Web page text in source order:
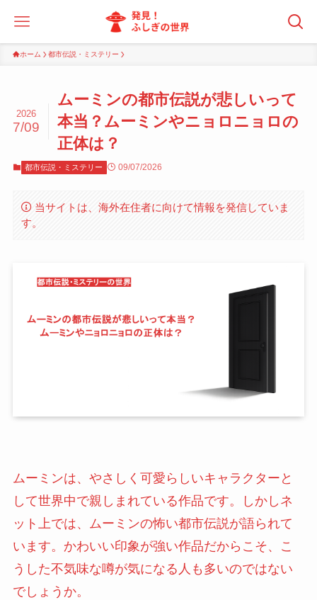
ホーム 都市伝説・ミステリー
ムーミンの都市伝説が悲しいって
本当？ムーミンやニョロニョロの
正体は？
2026
7/09
都市伝説・ミステリー 09/07/2026
当サイトは、海外在住者に向けて情報を発信していま
す。
ムーミンは、やさしく可愛らしいキャラクターと
して世界中で親しまれている作品です。しかしネ
ット上では、ムーミンの怖い都市伝説が語られて
います。かわいい印象が強い作品だからこそ、こ
うした不気味な噂が気になる人も多いのではない
でしょうか。